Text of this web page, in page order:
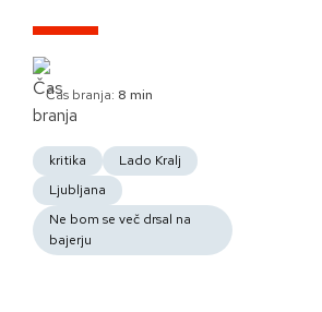
Čas branja: 8 min
kritika
Lado Kralj
Ljubljana
Ne bom se več drsal na
bajerju